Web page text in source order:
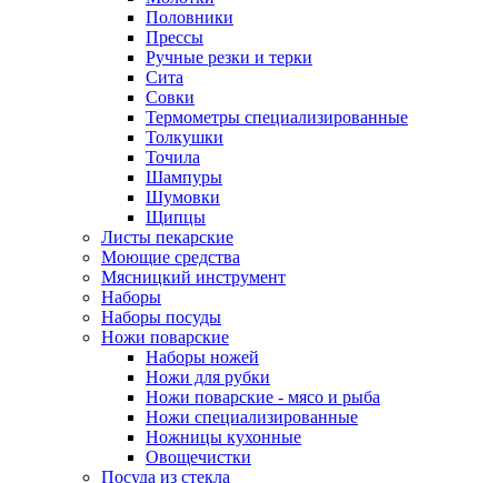
Половники
Прессы
Ручные резки и терки
Сита
Совки
Термометры специализированные
Толкушки
Точила
Шампуры
Шумовки
Щипцы
Листы пекарские
Моющие средства
Мясницкий инструмент
Наборы
Наборы посуды
Ножи поварские
Наборы ножей
Ножи для рубки
Ножи поварские - мясо и рыба
Ножи специализированные
Ножницы кухонные
Овощечистки
Посуда из стекла